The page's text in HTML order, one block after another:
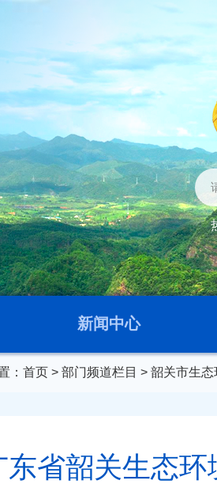
新闻中心
： 首页 > 部门频道栏目 > 韶关市生态
东省韶关生态